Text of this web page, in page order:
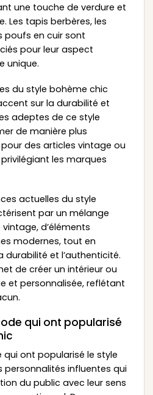
une touche de verdure et
Les tapis berbères, les
poufs en cuir sont
pour leur aspect
unique.
du style bohème chic
sur la durabilité et
adeptes de ce style
de manière plus
des articles vintage ou
les marques
actuelles du style
par un mélange
d’éléments
modernes, tout en
durabilité et l’authenticité.
de créer un intérieur ou
et personnalisée, reflétant
qui ont popularisé
qui ont popularisé le style
influentes qui
du public avec leur sens